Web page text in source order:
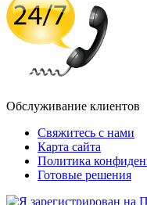
Обслуживание клиентов
Свяжитесь с нами
Карта сайта
Политика
Готовые решения